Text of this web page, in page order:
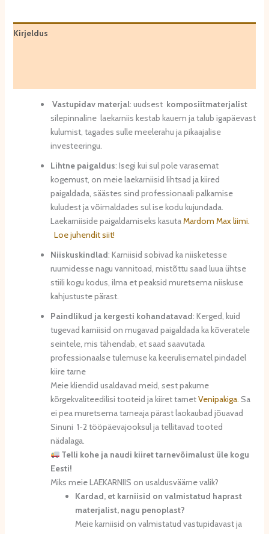
Kirjeldus
Vastupidav materjal: uudsestkomposiitmaterjalist
silepinnaline laekarniis kestab kauem ja talub igapäevast
kulumist, tagades sulle meelerahu ja pikaajalise
investeeringu.
Lihtne paigaldus: Isegi kui sul pole varasemat
kogemust, on meie laekarniisid lihtsad ja kiired
paigaldada, säästes sind professionaali palkamise
kuludest ja võimaldades sul ise kodu kujundada.
Laekarniiside paigaldamiseks kasutaMardom Max liimi.
Loe juhendit siit!
Niiskuskindlad: Karniisid sobivad ka niisketesse
ruumidesse nagu vannitoad, mistõttu saad luua ühtse
stiili kogu kodus, ilma et peaksid muretsema niiskuse
kahjustuste pärast.
Paindlikud ja kergesti kohandatavad: Kerged, kuid
tugevad karniisid on mugavad paigaldada ka kõveratele
seintele, mis tähendab, et saad saavutada
professionaalse tulemuse ka keerulisematel pindadel
kiire tarne
Meie kliendid usaldavad meid, sest pakume
kõrgekvaliteedilisi tooteid ja kiiret tarnetVenipakiga. Sa
ei pea muretsema tarneaja pärast laokaubad jõuavad
Sinuni 1-2 tööpäevajooksul ja tellitavad tooted
nädalaga.
Telli kohe ja naudi kiiret tarnevõimalust üle kogu
Eesti!
Miks meie LAEKARNIIS on usaldusväärne valik?
Kardad, et karniisid on valmistatud haprast
materjalist, nagu penoplast?
Meie karniisid on valmistatud vastupidavast ja